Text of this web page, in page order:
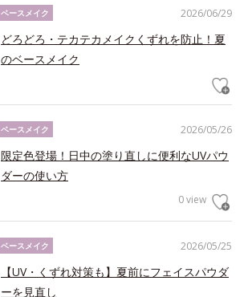
2026/06/29
ベースメイク
どろどろ・テカテカメイクくずれを防止！夏
のベースメイク
2026/05/26
ベースメイク
限定色登場！日中の塗り直しに便利なUVパウ
ダーの使い方
0 view
2026/05/25
ベースメイク
【UV・くずれ対策も】夏前にフェイスパウダ
ーを見直し